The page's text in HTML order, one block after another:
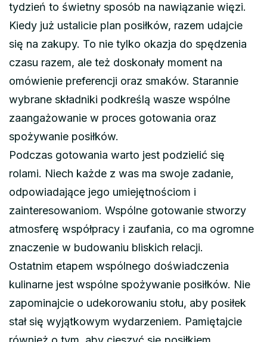
tydzień to świetny sposób na nawiązanie więzi.
Kiedy już ustalicie plan posiłków, razem udajcie
się na zakupy. To nie tylko okazja do spędzenia
czasu razem, ale też doskonały moment na
omówienie preferencji oraz smaków. Starannie
wybrane składniki podkreślą wasze wspólne
zaangażowanie w proces gotowania oraz
spożywanie posiłków.
Podczas gotowania warto jest podzielić się
rolami. Niech każde z was ma swoje zadanie,
odpowiadające jego umiejętnościom i
zainteresowaniom. Wspólne gotowanie stworzy
atmosferę współpracy i zaufania, co ma ogromne
znaczenie w budowaniu bliskich relacji.
Ostatnim etapem wspólnego doświadczenia
kulinarne jest wspólne spożywanie posiłków. Nie
zapominajcie o udekorowaniu stołu, aby posiłek
stał się wyjątkowym wydarzeniem. Pamiętajcie